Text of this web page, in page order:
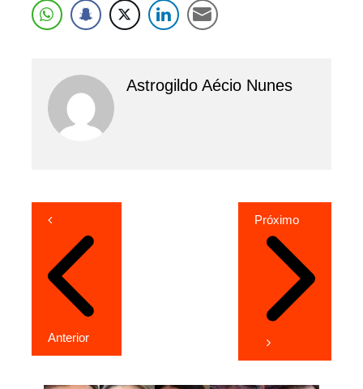
Astrogildo Aécio Nunes
Navegação
Post
Anterior
Próximo